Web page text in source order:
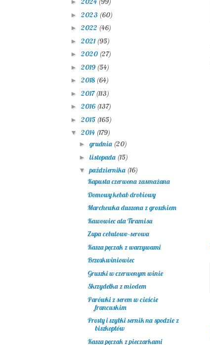
►
► 2023 (60)
► 2022 (46)
► 2021 (95)
► 2020 (27)
► 2019 (54)
► 2018 (64)
► 2017(113)
► 2016 (137)
► 2015 (165)
▼ 2014 (179)
► grudnia (20)
► listopada (15)
▼października (16)
Kapusta czerwona zasmażana
Domowy kebab drobiowy
Marchewka duszona z groszkiem
Kawowiec ala Tiramisu
Zupa cebulowo-serowa
Kasza pęczak z warzywami
Brzoskwiniowiec
Gruszki w czerwonym winie
Skrzydełka z miodem
Parówki z serem w cieście
francuskim
Prosty i szybki sernik na spodzie z
biszkoptów
Kasza pęczak z pieczarkami